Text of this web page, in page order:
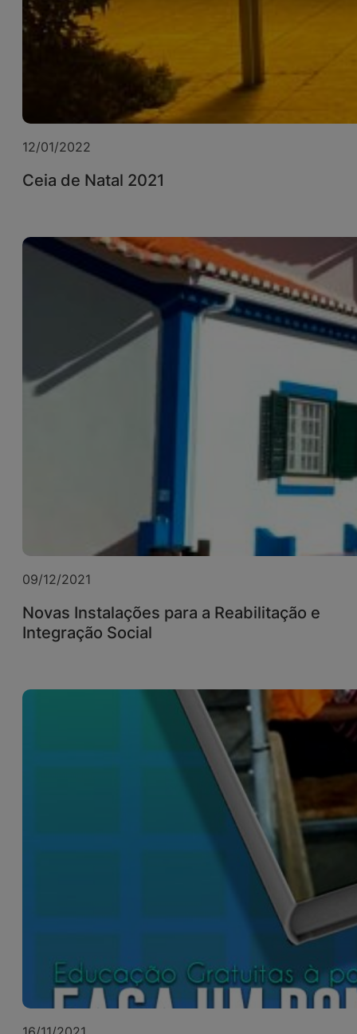
12/01/2022
Ceia de Natal 2021
09/12/2021
Novas Instalações para a Reabilitação e
Integração Social